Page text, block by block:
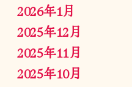
2026年1月
2025年12月
2025年11月
2025年10月